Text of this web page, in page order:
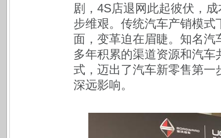
剧，4S店退网此起彼伏，
步维艰。传统汽车产销模
面，变革迫在眉睫。知名
多年积累的渠道资源和汽
式，迈出了汽车新零售第
深远影响。